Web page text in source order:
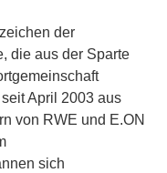
der
die aus der Sparte
April 2003 aus
von RWE und E.ON
sich